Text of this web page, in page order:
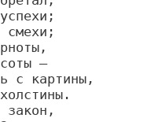
смехи;
—
с картины,
закон,